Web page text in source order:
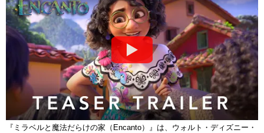
『ミラベルと魔法だらけの家（Encanto）』は、ウォルト・ディズニー・